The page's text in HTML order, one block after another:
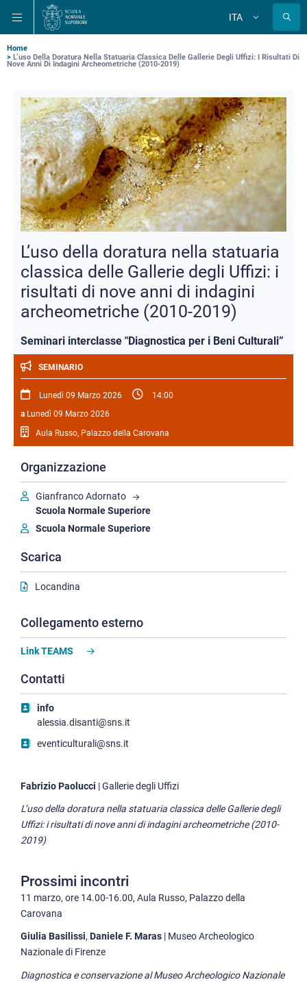
alla
navigazione
principale
contenuto
principale
alla
ricerca
principale
ITA
Briciole
di
pane
Home
L’uso Della Doratura Nella Statuaria Classica Delle Gallerie Degli Uffizi: I Risultati Di
Nove Anni Di Indagini Archeometriche (2010-2019)
L’uso della doratura nella statuaria
classica delle Gallerie degli Uffizi: i
risultati di nove anni di indagini
archeometriche (2010-2019)
Seminari interclasse "Diagnostica per i Beni Culturali”
SEMINARIO
Lunedì 09 Marzo 2026
14:00
a Lunedì 09 Marzo 2026
Aula Russo, Palazzo della Carovana
Organizzazione
Gianfranco Adornato
Scuola Normale Superiore
Scuola Normale Superiore
Scarica
Locandina
Collegamento esterno
Link TEAMS
Contatti
info
alessia.disanti@sns.it
eventiculturali@sns.it
Fabrizio Paolucci |Gallerie degli Uffizi
L’uso della doratura nella statuaria classica delle Gallerie degli
Uffizi: i risultati di nove anni di indagini archeometriche (2010-
2019)
Prossimi incontri
11 marzo, ore 14.00-16.00, Aula Russo, Palazzo della
Carovana
Giulia Basilissi, Daniele F. Maras | Museo Archeologico
Nazionale di Firenze
Diagnostica e conservazione al Museo Archeologico Nazionale